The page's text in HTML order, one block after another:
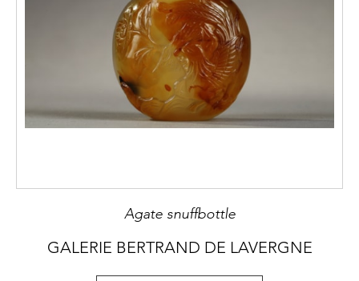
Agate snuffbottle
GALERIE BERTRAND DE LAVERGNE